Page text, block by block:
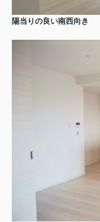
陽当りの良い南西向き